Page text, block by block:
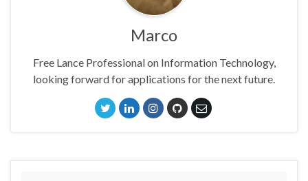
Marco
Free Lance Professional on Information Technology,
looking forward for applications for the next future.